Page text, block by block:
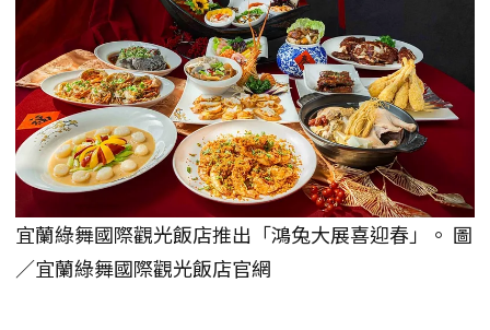
宜蘭綠舞國際觀光飯店推出「鴻兔大展喜迎春」。 圖
／宜蘭綠舞國際觀光飯店官網